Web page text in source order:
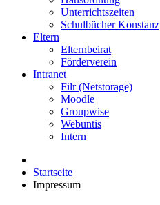
Unterrichtszeiten
Schulbücher Konstanz
Eltern
Elternbeirat
Förderverein
Intranet
Filr (Netstorage)
Moodle
Groupwise
Webuntis
Intern
Startseite
Impressum